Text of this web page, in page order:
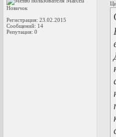
Новичок
Регистрация: 23.02.2015
Сообщений: 14
Репутация: 0